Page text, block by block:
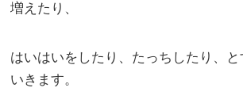
増えたり、
はいはいをしたり、たっちしたり、
いきます。